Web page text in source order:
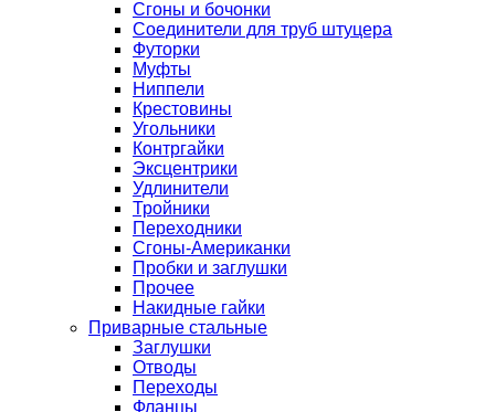
Сгоны и бочонки
Соединители для труб штуцера
Футорки
Муфты
Ниппели
Крестовины
Угольники
Контргайки
Эксцентрики
Удлинители
Тройники
Переходники
Сгоны-Американки
Пробки и заглушки
Прочее
Накидные гайки
Приварные стальные
Заглушки
Отводы
Переходы
Фланцы